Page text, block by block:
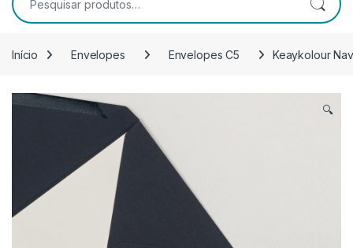
Início Envelopes Envelopes C5 Keaykolour
🔍